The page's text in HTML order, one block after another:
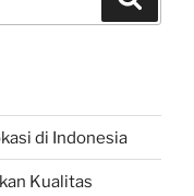
di Indonesia
Kualitas